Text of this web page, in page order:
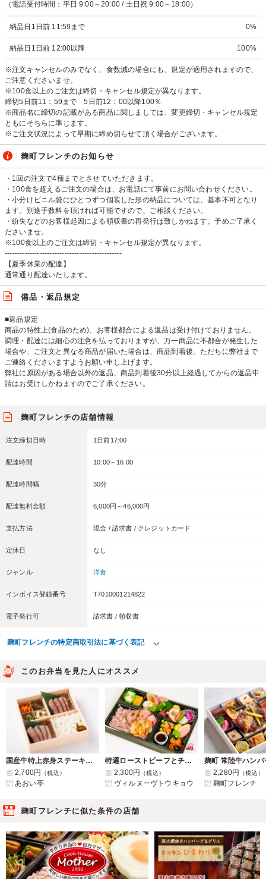
（電話受付時間：平日 9:00～20:00 / 土日祝 9:00～18:00）
納品日1日前 11:59まで 0%
納品日1日前 12:00以降 100%
※注文キャンセルのみでなく、食数減の場合にも、規定が適用されますので、
ご注意くださいませ。
※100食以上のご注文は締切・キャンセル規定が異なります。
締切5日前11：59まで 5日前12：00以降100％
※商品名に締切の記載がある商品に関しましては、変更締切・キャンセル規定
ともにそちらに準じます。
※ご注文状況によって早期に締め切らせて頂く場合がございます。
麹町フレンチのお知らせ
・1回の注文で4種までとさせていただきます。
・100食を超えるご注文の場合は、お電話にて事前にお問い合わせください。
・小分けビニル袋にひとつずつ個装した形の納品については、基本不可となり
ます。別途手数料を頂ければ可能ですので、ご相談ください。
・紛失などのお客様起因による領収書の再発行は致しかねます。予めご了承く
ださいませ。
※100食以上のご注文は締切・キャンセル規定が異なります。
-----------------------------------------------
【夏季休業の配達】
通常通り配達いたします。
備品・返品規定
■返品規定
商品の特性上(食品のため)、お客様都合による返品は受け付けておりません。
調理・配達には細心の注意を払っておりますが、万一商品に不都合が発生した
場合や、ご注文と異なる商品が届いた場合は、商品到着後、ただちに弊社まで
ご連絡くださいますようお願い申し上げます。
弊社に原因がある場合以外の返品、商品到着後30分以上経過してからの返品申
請はお受けしかねますのでご了承ください。
麹町フレンチの店舗情報
注文締切日時 1日前17:00
配達時間 10:00～16:00
配達時間幅 30分
配達無料金額 6,000円～46,000円
支払方法 現金 / 請求書 / クレジットカード
定休日 なし
ジャンル 洋食
インボイス登録番号 T7010001214822
電子発行可 請求書 / 領収書
麹町フレンチの特定商取引法に基づく表記
このお弁当を見た人にオススメ
国産牛特上赤身ステーキ食べ比べ御膳
2,700円
（税込）
あおい亭
特選ローストビーフとチキンソテー弁当
2,300円
（税込）
ヴィルヌーヴトウキョウ
2,280円 （税込）
麹町フレンチ
麹町フレンチに似た条件の店舗